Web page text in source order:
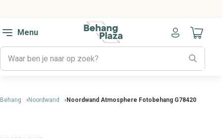
Menu
Naar
Behang Noordwand Noordwand Atmosphere Fotobehang G78420